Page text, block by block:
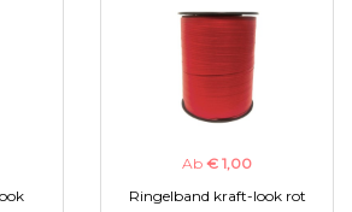
Ab € 1,00
Ringelband kraft-look rot